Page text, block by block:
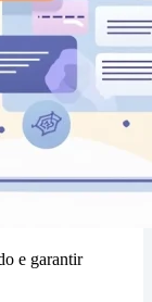
e garantir